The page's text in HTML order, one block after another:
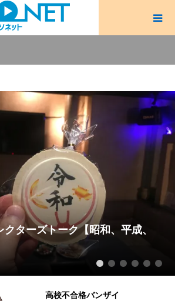
ターズトーク【昭和、平成、
1 2 3 4 5 6
高校不合格バンザイ